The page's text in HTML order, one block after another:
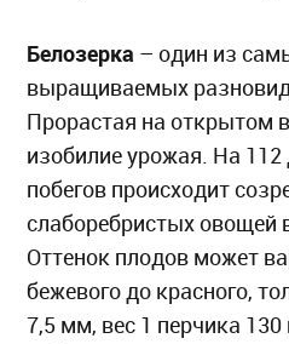
Белозерка – один из
выращиваемых
Прорастая на открытом
изобилие урожая. На 112
побегов происходит
слаборебристых овощей
Оттенок плодов может
бежевого до красного,
7,5 мм, вес 1 перчика